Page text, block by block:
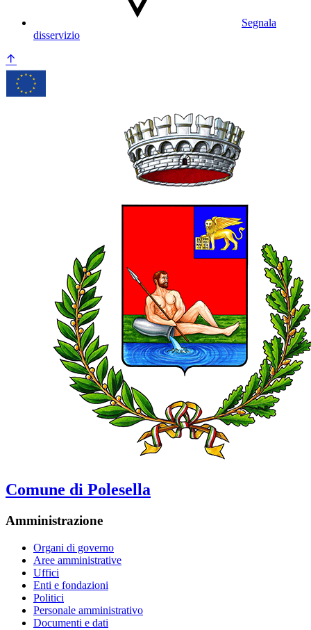
Segnala
disservizio
Comune di Polesella
Amministrazione
Organi di governo
Aree amministrative
Uffici
Enti e fondazioni
Politici
Personale amministrativo
Documenti e dati